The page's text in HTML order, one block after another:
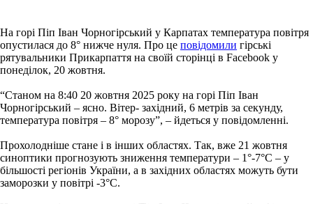
На горі Піп Іван Чорногірський у Карпатах температура повітря
опустилася до 8° нижче нуля. Про це повідомили гірські
рятувальники Прикарпаття на своїй сторінці в Facebook у
понеділок, 20 жовтня.
“Станом на 8:40 20 жовтня 2025 року на горі Піп Іван
Чорногірський – ясно. Вітер- західний, 6 метрів за секунду,
температура повітря – 8° морозу”, – йдеться у повідомленні.
Прохолодніше стане і в інших областях. Так, вже 21 жовтня
синоптики прогнозують зниження температури – 1°-7°C – у
більшості регіонів України, а в західних областях можуть бути
заморозки у повітрі -3°C.